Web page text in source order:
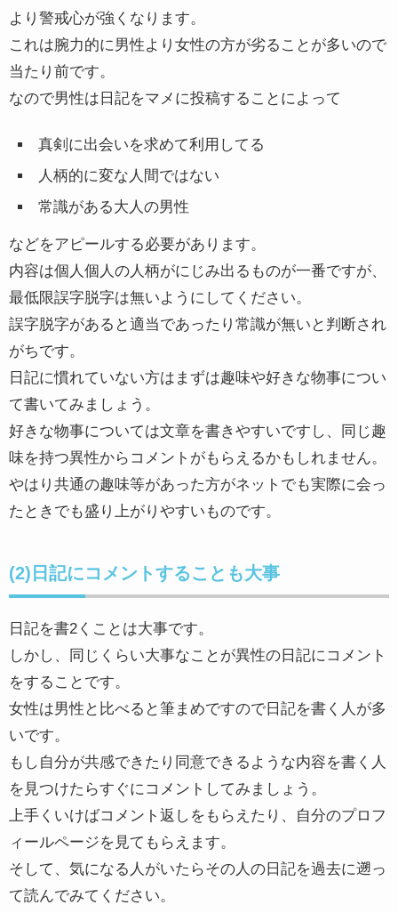
より警戒心が強くなります。
これは腕力的に男性より女性の方が劣ることが多いので
当たり前です。
なので男性は日記をマメに投稿することによって
真剣に出会いを求めて利用してる
人柄的に変な人間ではない
常識がある大人の男性
などをアピールする必要があります。
内容は個人個人の人柄がにじみ出るものが一番ですが、
最低限誤字脱字は無いようにしてください。
誤字脱字があると適当であったり常識が無いと判断され
がちです。
日記に慣れていない方はまずは趣味や好きな物事につい
て書いてみましょう。
好きな物事については文章を書きやすいですし、同じ趣
味を持つ異性からコメントがもらえるかもしれません。
やはり共通の趣味等があった方がネットでも実際に会っ
たときでも盛り上がりやすいものです。
(2)日記にコメントすることも大事
日記を書2くことは大事です。
しかし、同じくらい大事なことが異性の日記にコメント
をすることです。
女性は男性と比べると筆まめですので日記を書く人が多
いです。
もし自分が共感できたり同意できるような内容を書く人
を見つけたらすぐにコメントしてみましょう。
上手くいけばコメント返しをもらえたり、自分のプロフ
ィールページを見てもらえます。
そして、気になる人がいたらその人の日記を過去に遡っ
て読んでみてください。